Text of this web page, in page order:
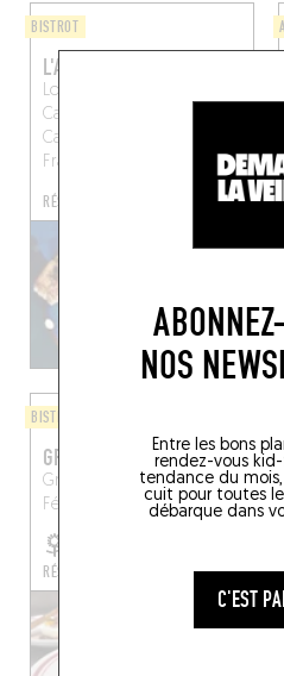
NOS
Entre les bons
rendez-vous
tendance du
cuit pour toutes
débarque dans
C'EST
BISTROT
L'ARPÈTE
Loge 24 du marché des
Carmes, Place des
Carmes, 31000 Toulouse,
France
RÉSERVER UNE TABLE
BISTROT
GRAND CAFÉ OCCITAN
Grand Café Occitan
Félines-Minervois (34210)
RÉSERVER UNE TABLE